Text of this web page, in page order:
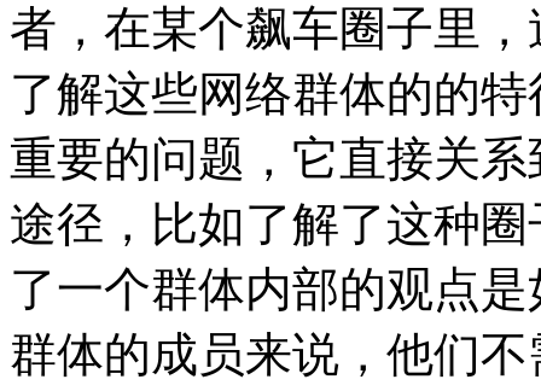
者，在某个飙车圈子里
了解这些网络群体的的
重要的问题，它直接关
途径，比如了解了这种
了一个群体内部的观点
群体的成员来说，他们